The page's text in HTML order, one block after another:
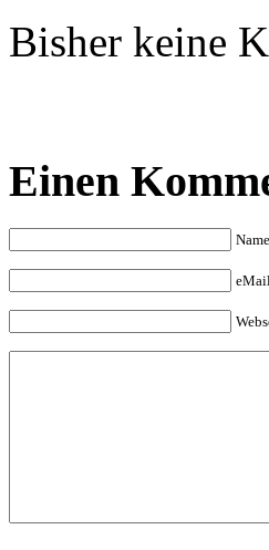
Bisher keine
Einen